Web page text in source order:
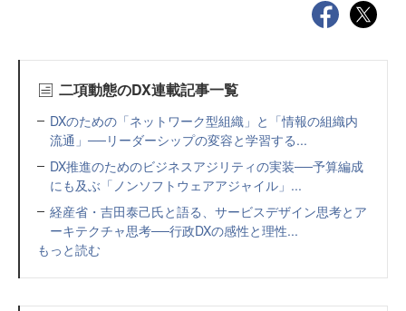
二項動態のDX連載記事一覧
DXのための「ネットワーク型組織」と「情報の組織内
流通」──リーダーシップの変容と学習する...
DX推進のためのビジネスアジリティの実装──予算編成
にも及ぶ「ノンソフトウェアアジャイル」...
経産省・吉田泰己氏と語る、サービスデザイン思考とア
ーキテクチャ思考──行政DXの感性と理性...
もっと読む